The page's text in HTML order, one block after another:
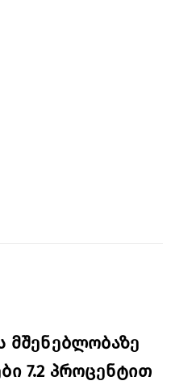
მშენებლობაზე
7.2 პროცენტით